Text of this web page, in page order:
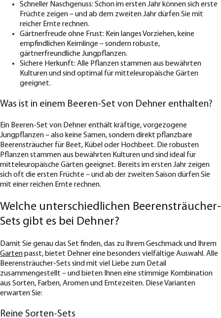
Schneller Naschgenuss: Schon im ersten Jahr können sich erste
Früchte zeigen – und ab dem zweiten Jahr dürfen Sie mit
reicher Ernte rechnen.
Gärtnerfreude ohne Frust: Kein langes Vorziehen, keine
empfindlichen Keimlinge – sondern robuste,
gärtnerfreundliche Jungpflanzen.
Sichere Herkunft: Alle Pflanzen stammen aus bewährten
Kulturen und sind optimal für mitteleuropäische Gärten
geeignet.
Was ist in einem Beeren-Set von Dehner enthalten?
Ein Beeren-Set von Dehner enthält kräftige, vorgezogene
Jungpflanzen – also keine Samen, sondern direkt pflanzbare
Beerensträucher für Beet, Kübel oder Hochbeet. Die robusten
Pflanzen stammen aus bewährten Kulturen und sind ideal für
mitteleuropäische Gärten geeignet. Bereits im ersten Jahr zeigen
sich oft die ersten Früchte – und ab der zweiten Saison dürfen Sie
mit einer reichen Ernte rechnen.
Welche unterschiedlichen Beerensträucher-
Sets gibt es bei Dehner?
Damit Sie genau das Set finden, das zu Ihrem Geschmack und Ihrem
Gartenpasst, bietet Dehner eine besonders vielfältige Auswahl. Alle
Beerensträucher-Sets sind mit viel Liebe zum Detail
zusammengestellt – und bieten Ihnen eine stimmige Kombination
aus Sorten, Farben, Aromen und Erntezeiten. Diese Varianten
erwarten Sie:
Reine Sorten-Sets